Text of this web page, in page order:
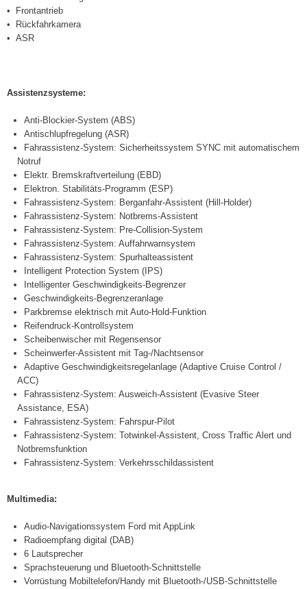
Frontantrieb
Rückfahrkamera
ASR
Assistenzsysteme:
Anti-Blockier-System (ABS)
Antischlupfregelung (ASR)
Fahrassistenz-System: Sicherheitssystem SYNC mit automatischem
Notruf
Elektr. Bremskraftverteilung (EBD)
Elektron. Stabilitäts-Programm (ESP)
Fahrassistenz-System: Berganfahr-Assistent (Hill-Holder)
Fahrassistenz-System: Notbrems-Assistent
Fahrassistenz-System: Pre-Collision-System
Fahrassistenz-System: Auffahrwarnsystem
Fahrassistenz-System: Spurhalteassistent
Intelligent Protection System (IPS)
Intelligenter Geschwindigkeits-Begrenzer
Geschwindigkeits-Begrenzeranlage
Parkbremse elektrisch mit Auto-Hold-Funktion
Reifendruck-Kontrollsystem
Scheibenwischer mit Regensensor
Scheinwerfer-Assistent mit Tag-/Nachtsensor
Adaptive Geschwindigkeitsregelanlage (Adaptive Cruise Control /
ACC)
Fahrassistenz-System: Ausweich-Assistent (Evasive Steer
Assistance, ESA)
Fahrassistenz-System: Fahrspur-Pilot
Fahrassistenz-System: Totwinkel-Assistent, Cross Traffic Alert und
Notbremsfunktion
Fahrassistenz-System: Verkehrsschildassistent
Multimedia:
Audio-Navigationssystem Ford mit AppLink
Radioempfang digital (DAB)
6 Lautsprecher
Sprachsteuerung und Bluetooth-Schnittstelle
Vorrüstung Mobiltelefon/Handy mit Bluetooth-/USB-Schnittstelle